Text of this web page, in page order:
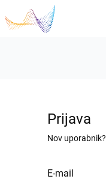
Prijava
Nov uporabnik?
E-mail